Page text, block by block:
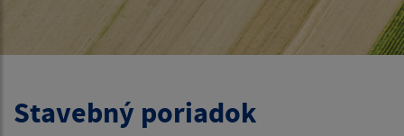
Stavebný poriadok